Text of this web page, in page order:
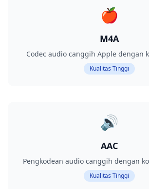
🍎
M4A
Codec audio canggih Apple dengan
Kualitas Tinggi
🔊
AAC
Pengkodean audio canggih dengan
Kualitas Tinggi